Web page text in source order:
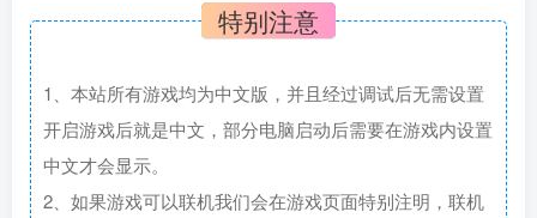
特别注意
1、本站所有游戏均为中文版，并且经过调试后无需设置
开启游戏后就是中文，部分电脑启动后需要在游戏内设置
中文才会显示。
2、如果游戏可以联机我们会在游戏页面特别注明，联机